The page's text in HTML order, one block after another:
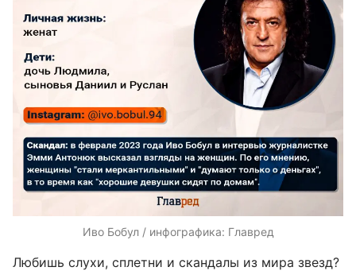
Иво Бобул / инфографика: Главред
Любишь слухи, сплетни и скандалы из мира звезд?